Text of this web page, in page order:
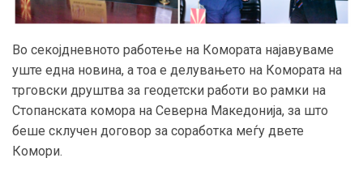
Во секојдневното работење на Комората најавуваме
уште една новина, а тоа е делувањето на Комората на
трговски друштва за геодетски работи во рамки на
Стопанската комора на Северна Македонија, за што
беше склучен договор за соработка меѓу двете
Комори.